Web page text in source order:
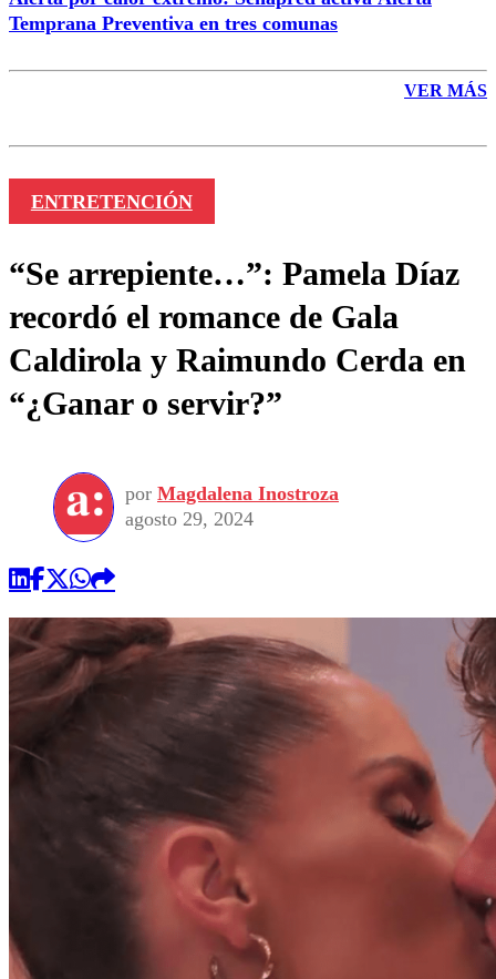
Temprana Preventiva en tres comunas
VER MÁS
ENTRETENCIÓN
“Se arrepiente…”: Pamela Díaz
recordó el romance de Gala
Caldirola y Raimundo Cerda en
“¿Ganar o servir?”
por Magdalena Inostroza
agosto 29, 2024